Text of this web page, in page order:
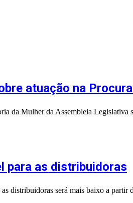
atuação na
da Mulher da Assembleia
para as distribuidoras
distribuidoras será mais baixo a